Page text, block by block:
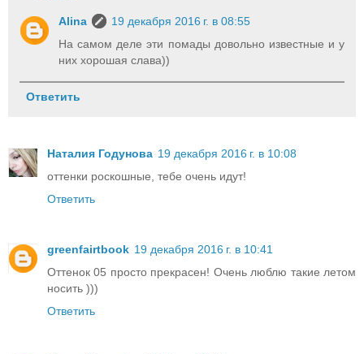
Alina
19 декабря 2016 г. в 08:55
На самом деле эти помады довольно известные и у
них хорошая слава))
Ответить
Наталия Годунова 19 декабря 2016 г. в 10:08
оттенки роскошные, тебе очень идут!
Ответить
greenfairtbook 19 декабря 2016 г. в 10:41
Оттенок 05 просто прекрасен! Очень люблю такие летом
носить )))
Ответить